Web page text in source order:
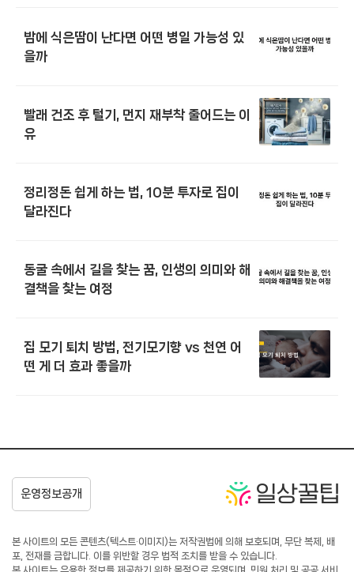
밤에 식은땀이 난다면 어떤 병일 가능성 있
을까
빨래 건조 후 털기, 먼지 재부착 줄어드는 이
유
정리정돈 쉽게 하는 법, 10분 투자로 집이
달라진다
동굴 속에서 길을 찾는 꿈, 인생의 의미와 해
결책을 찾는 여정
집 모기 퇴치 방법, 전기모기향 vs 천연 어
떤 게 더 효과 좋을까
본 사이트의 모든 콘텐츠(텍스트·이미지)는 저작권법에 의해 보호되며, 무단 복제, 배
포, 전재를 금합니다. 이를 위반할 경우 법적 조치를 받을 수 있습니다.